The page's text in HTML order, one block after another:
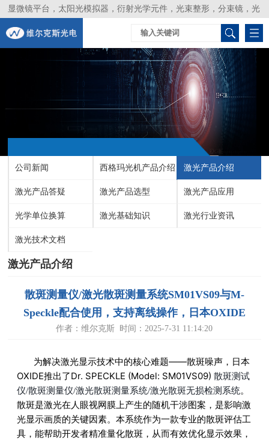
显微镜平台，太阳光模拟器，衍射光学元件，光束整形，分束镜，光
谱仪，生物激光器，光束分析仪，Layertec
公司新闻 西格玛光机产品介绍 激光产品介绍
激光产品答疑 激光产品选型 激光产品应用
光学单位换算 激光基础知识 激光行业资讯
激光技术文档
激光产品介绍
散斑测量仪/激光散斑测量系统SM01VS09与M-
Speckle配合使用，支持离线操作，日本OXIDE
作者：维尔克斯 时间：2025-7-31 11:14:20
为解决激光显示技术中的核心难题——散斑噪声，日本
OXIDE推出了Dr. SPECKLE (Model: SM01VS09)散斑测试
仪/散斑测量仪/激光散斑测量系统/激光散斑无损检测系统。
散斑是激光在人眼视网膜上产生的随机干涉图案，是影响激
光显示画质的关键因素。本系统作为一款专业的散斑评估工
具，能帮助开发者精准量化散斑，从而有效优化显示效果，